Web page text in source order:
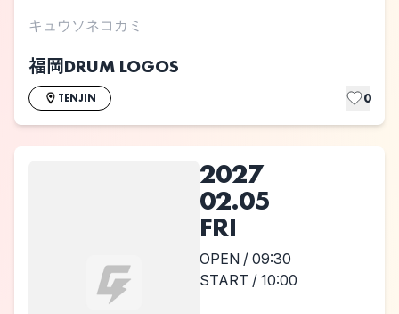
キュウソネコカミ
福岡DRUM LOGOS
TENJIN 0
2027
02.05
FRI
OPEN / 09:30
START / 10:00